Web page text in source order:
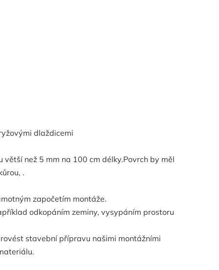
dlaždicemi
než 5 mm na 100 cm délky.Povrch by měl
.
započetím montáže.
odkopáním zeminy, vysypáním prostoru
stavební přípravu našimi montážními